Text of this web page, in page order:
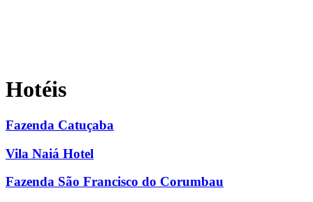
Hotéis
Fazenda Catuçaba
Vila Naiá Hotel
Fazenda São Francisco do Corumbau